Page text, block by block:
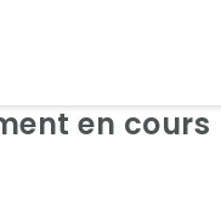
en cours